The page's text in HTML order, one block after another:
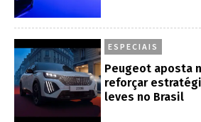
ESPECIAIS
Peugeot aposta
reforçar
leves no Brasil